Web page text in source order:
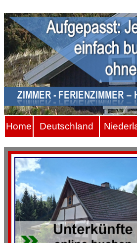
Home Deutschland